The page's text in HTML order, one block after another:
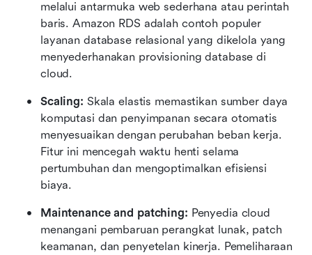
melalui antarmuka web sederhana atau perintah
baris. Amazon RDS adalah contoh populer
layanan database relasional yang dikelola yang
menyederhanakan provisioning database di
cloud.
Scaling: Skala elastis memastikan sumber daya
komputasi dan penyimpanan secara otomatis
menyesuaikan dengan perubahan beban kerja.
Fitur ini mencegah waktu henti selama
pertumbuhan dan mengoptimalkan efisiensi
biaya.
Maintenance and patching: Penyedia cloud
menangani pembaruan perangkat lunak, patch
keamanan, dan penyetelan kinerja. Pemeliharaan